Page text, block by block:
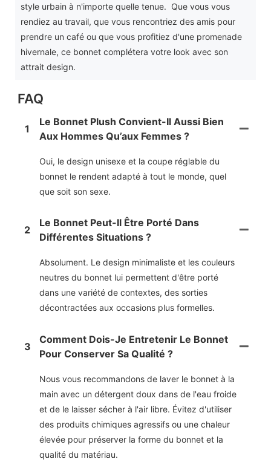
style urbain à n'importe quelle tenue. Que vous vous
rendiez au travail, que vous rencontriez des amis pour
prendre un café ou que vous profitiez d'une promenade
hivernale, ce bonnet complétera votre look avec son
attrait design.
FAQ
1
Le Bonnet Plush Convient-Il Aussi Bien
Aux Hommes Qu’aux Femmes ?
Oui, le design unisexe et la coupe réglable du
bonnet le rendent adapté à tout le monde, quel
que soit son sexe.
2
Le Bonnet Peut-Il Être Porté Dans
Différentes Situations ?
Absolument. Le design minimaliste et les couleurs
neutres du bonnet lui permettent d'être porté
dans une variété de contextes, des sorties
décontractées aux occasions plus formelles.
3
Comment Dois-Je Entretenir Le Bonnet
Pour Conserver Sa Qualité ?
Nous vous recommandons de laver le bonnet à la
main avec un détergent doux dans de l'eau froide
et de le laisser sécher à l'air libre. Évitez d'utiliser
des produits chimiques agressifs ou une chaleur
élevée pour préserver la forme du bonnet et la
qualité du matériau.